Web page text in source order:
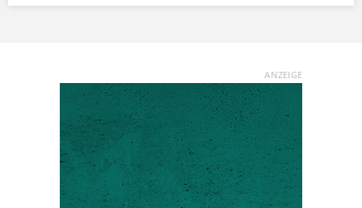
ANZEIGE